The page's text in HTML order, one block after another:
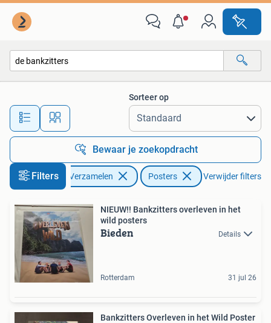
Alle afstanden…
Sorteer op
Bewaar je zoekopdracht
Filters Verzamelen Posters Verwijder filters
NIEUW!! Bankzitters overleven in het
wild posters
Bieden Details
Rotterdam 31 jul 26
Bankzitters Overleven in het Wild Poster